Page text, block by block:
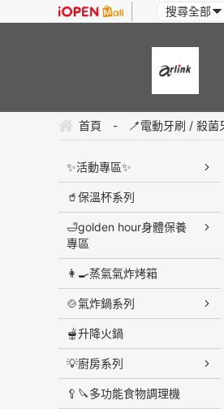
首頁 - 🪥電動牙刷 / 殺菌
✨活動專區✨
🥤保溫杯系列
🛁golden hour身體保養
專區
👩‍🍳蒸氣氣炸烤箱
🍲氣炸鍋系列
🫕升降火鍋
💡廚房系列
🥄🔪多功能食物調理機